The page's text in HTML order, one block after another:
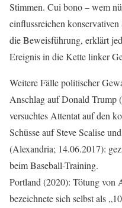
Stimmen. Cui bono – wem
einflussreichen
die Beweisführung, erklärt
Ereignis in die Kette linker
Weitere Fälle politischer
Anschlag auf Donald Trump
versuchtes Attentat auf den
Schüsse auf Steve Scalise
(Alexandria; 14.06.2017):
beim Baseball-Training.
Portland (2020): Tötung von
bezeichnete sich selbst als